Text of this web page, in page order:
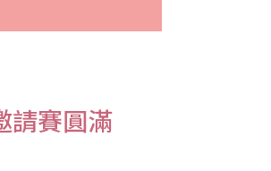
請賽圓滿